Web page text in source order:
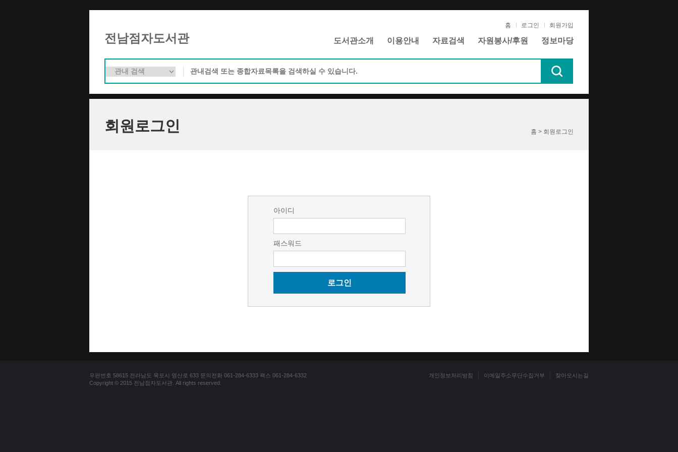
전남점자도서관
홈 로그인 회원가입
도서관소개 이용안내 자료검색 자원봉사/후원 정보마당
회원로그인 홈 > 회원로그인
아이디
패스워드
로그인
우편번호 58615 전라남도 목포시 영산로 633 문의전화 061-284-6333 팩스 061-284-6332
Copyright © 2015 전남점자도서관. All rights reserved.
개인정보처리방침 이메일주소무단수집거부 찾아오시는길